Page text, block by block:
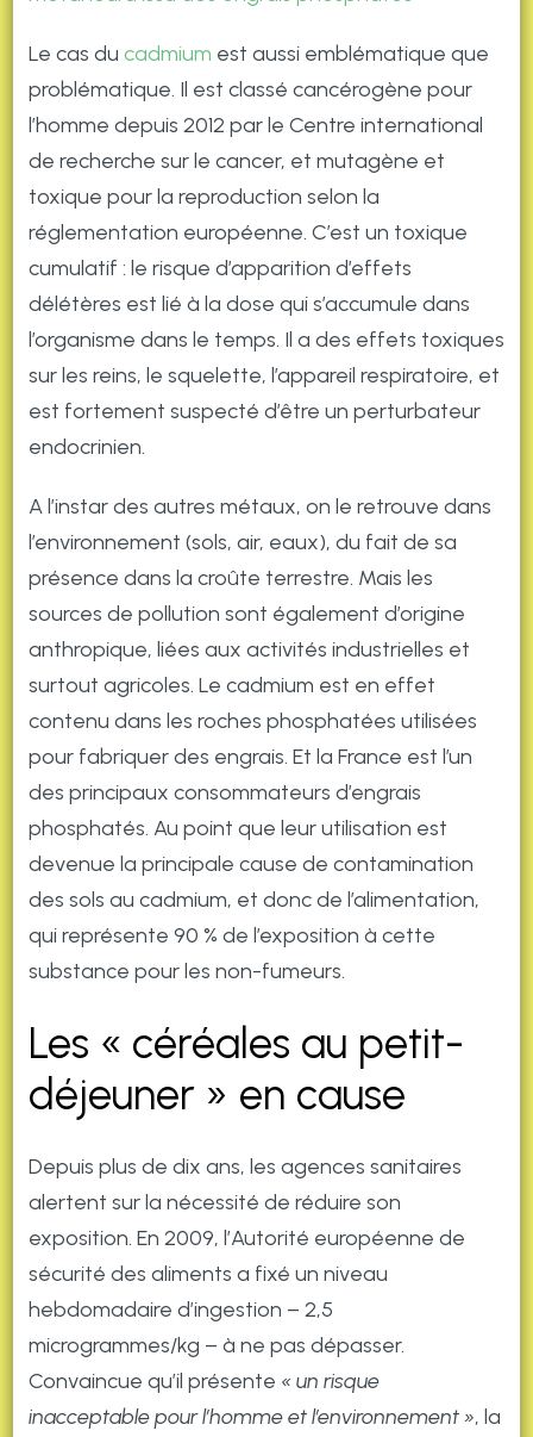
Le cas du cadmium est aussi emblématique que
problématique. Il est classé cancérogène pour
l’homme depuis 2012 par le Centre international
de recherche sur le cancer, et mutagène et
toxique pour la reproduction selon la
réglementation européenne. C’est un toxique
cumulatif : le risque d’apparition d’effets
délétères est lié à la dose qui s’accumule dans
l’organisme dans le temps. Il a des effets toxiques
sur les reins, le squelette, l’appareil respiratoire, et
est fortement suspecté d’être un perturbateur
endocrinien.
A l’instar des autres métaux, on le retrouve dans
l’environnement (sols, air, eaux), du fait de sa
présence dans la croûte terrestre. Mais les
sources de pollution sont également d’origine
anthropique, liées aux activités industrielles et
surtout agricoles. Le cadmium est en effet
contenu dans les roches phosphatées utilisées
pour fabriquer des engrais. Et la France est l’un
des principaux consommateurs d’engrais
phosphatés. Au point que leur utilisation est
devenue la principale cause de contamination
des sols au cadmium, et donc de l’alimentation,
qui représente 90 % de l’exposition à cette
substance pour les non-fumeurs.
Les « céréales au petit-
déjeuner » en cause
Depuis plus de dix ans, les agences sanitaires
alertent sur la nécessité de réduire son
exposition. En 2009, l’Autorité européenne de
sécurité des aliments a fixé un niveau
hebdomadaire d’ingestion – 2,5
microgrammes/kg – à ne pas dépasser.
Convaincue qu’il présente « un risque
inacceptable pour l’homme et l’environnement », la